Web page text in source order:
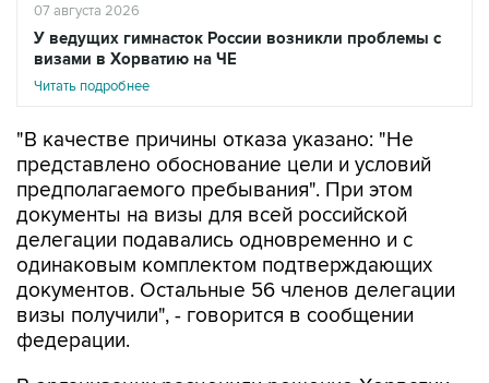
07 августа 2026
У ведущих гимнасток России возникли проблемы с
визами в Хорватию на ЧЕ
Читать подробнее
"В качестве причины отказа указано: "Не
представлено обоснование цели и условий
предполагаемого пребывания". При этом
документы на визы для всей российской
делегации подавались одновременно и с
одинаковым комплектом подтверждающих
документов. Остальные 56 членов делегации
визы получили", - говорится в сообщении
федерации.